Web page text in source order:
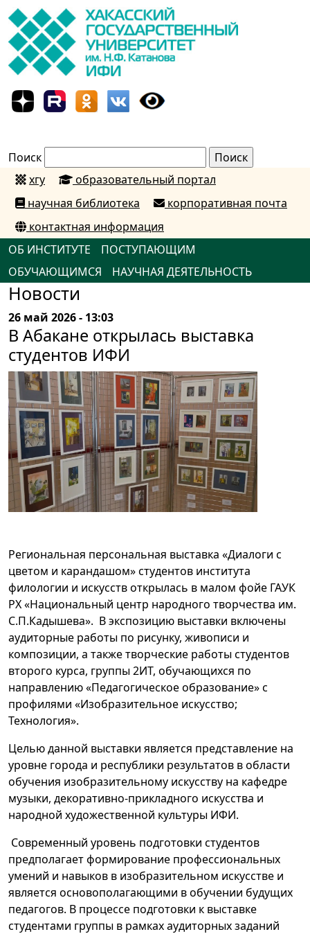
Поиск
хгу
образовательный портал
научная библиотека
корпоративная почта
контактная информация
ОБ ИНСТИТУТЕ
ПОСТУПАЮЩИМ
ОБУЧАЮЩИМСЯ
НАУЧНАЯ ДЕЯТЕЛЬНОСТЬ
Новости
26 май 2026 - 13:03
В Абакане открылась выставка
студентов ИФИ
Региональная персональная выставка «Диалоги с
цветом и карандашом» студентов института
филологии и искусств открылась в малом фойе ГАУК
РХ «Национальный центр народного творчества им.
С.П.Кадышева». В экспозицию выставки включены
аудиторные работы по рисунку, живописи и
композиции, а также творческие работы студентов
второго курса, группы 2ИТ, обучающихся по
направлению «Педагогическое образование» с
профилями «Изобразительное искусство;
Технология».
Целью данной выставки является представление на
уровне города и республики результатов в области
обучения изобразительному искусству на кафедре
музыки, декоративно-прикладного искусства и
народной художественной культуры ИФИ.
Современный уровень подготовки студентов
предполагает формирование профессиональных
умений и навыков в изобразительном искусстве и
является основополагающими в обучении будущих
педагогов. В процессе подготовки к выставке
студентами группы в рамках аудиторных заданий